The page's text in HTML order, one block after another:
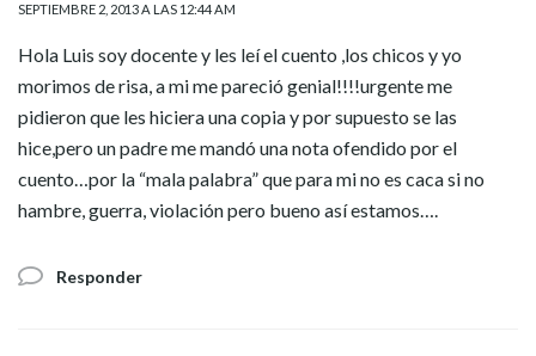
SEPTIEMBRE 2, 2013 A LAS 12:44 AM
Hola Luis soy docente y les leí el cuento ,los chicos y yo
morimos de risa, a mi me pareció genial!!!!urgente me
pidieron que les hiciera una copia y por supuesto se las
hice,pero un padre me mandó una nota ofendido por el
cuento…por la “mala palabra” que para mi no es caca si no
hambre, guerra, violación pero bueno así estamos….
Responder